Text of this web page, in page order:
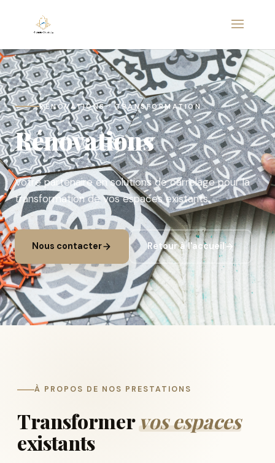
RÉNOVATIONS · TRANSFORMATION
Rénovations
Votre partenaire en solutions de carrelage pour la
transformation de vos espaces existants.
Nous contacter Retour à l'accueil
À PROPOS DE NOS PRESTATIONS
Transformervos espaces
existants